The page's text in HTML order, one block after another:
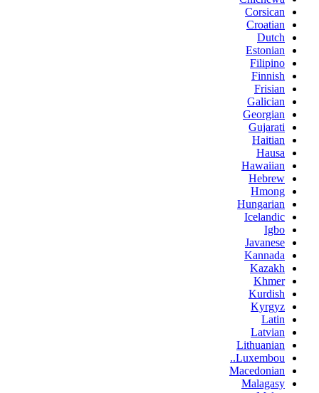
Corsican
Croatian
Dutch
Estonian
Filipino
Finnish
Frisian
Galician
Georgian
Gujarati
Haitian
Hausa
Hawaiian
Hebrew
Hmong
Hungarian
Icelandic
Igbo
Javanese
Kannada
Kazakh
Khmer
Kurdish
Kyrgyz
Latin
Latvian
Lithuanian
Luxembou..
Macedonian
Malagasy